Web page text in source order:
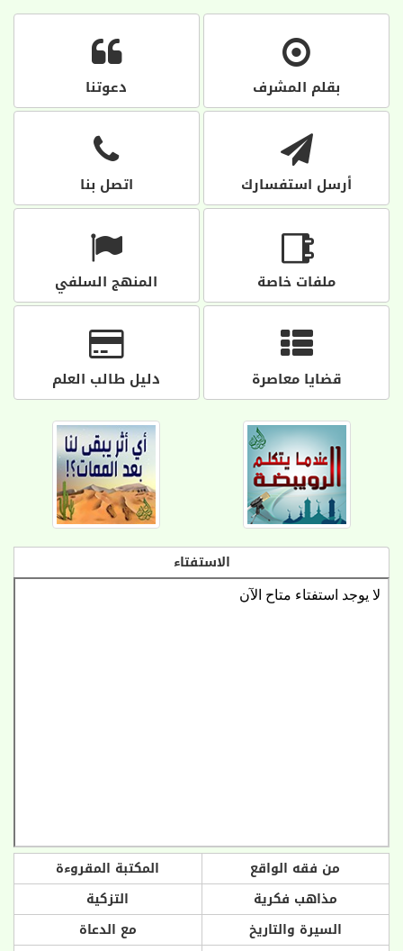
بقلم المشرف دعوتنا
أرسل استفسارك اتصل بنا
ملفات خاصة المنهج السلفي
قضايا معاصرة دليل طالب العلم
الاستفتاء
من فقه الواقع
المكتبة المقروءة
مذاهب فكرية
التزكية
السيرة والتاريخ
مع الدعاة